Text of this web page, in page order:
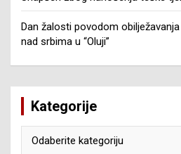
Dan žalosti povodom
nad srbima u “Oluji”
Kategorije